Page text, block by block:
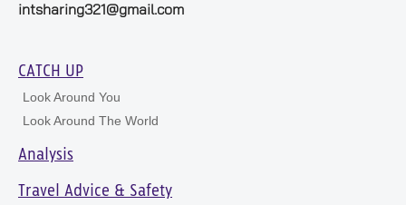
intsharing321@gmail.com
CATCH UP
Look Around You
Look Around The World
Analysis
Travel Advice & Safety